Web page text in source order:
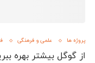
پروژه ها علمی و فرهنگی
از گوگل بیشتر بهره